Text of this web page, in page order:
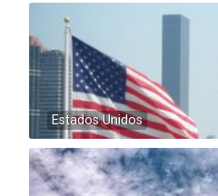
Estados Unidos